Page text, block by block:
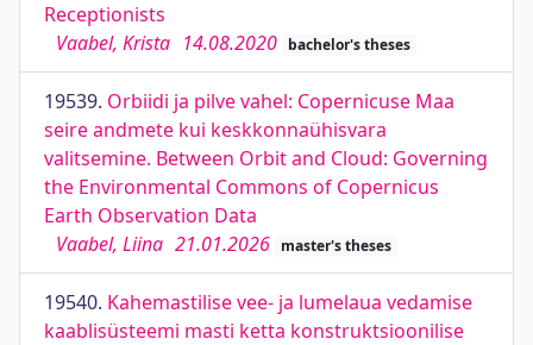
Receptionists
Vaabel, Krista 14.08.2020 bachelor's theses
19539. Orbiidi ja pilve vahel: Copernicuse Maa
seire andmete kui keskkonnaühisvara
valitsemine. Between Orbit and Cloud: Governing
the Environmental Commons of Copernicus
Earth Observation Data
Vaabel, Liina 21.01.2026 master's theses
19540. Kahemastilise vee- ja lumelaua vedamise
kaablisüsteemi masti ketta konstruktsioonilise